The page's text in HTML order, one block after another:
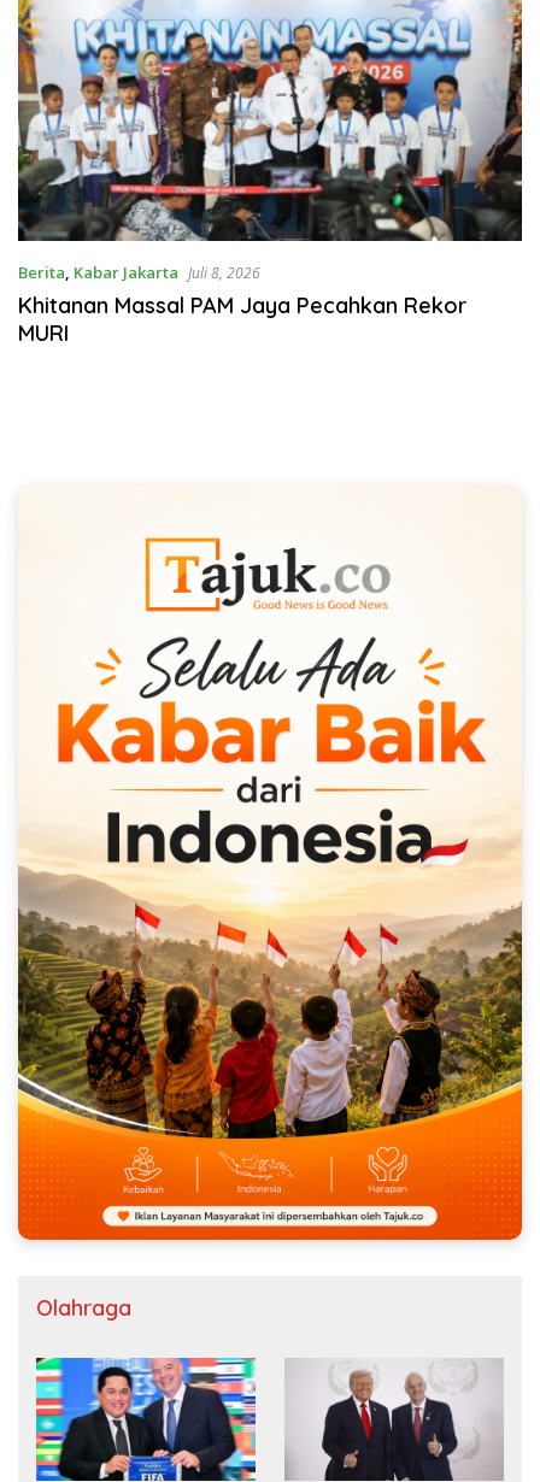
Berita, Kabar Jakarta Juli 8, 2026
Khitanan Massal PAM Jaya Pecahkan Rekor
MURI
Olahraga